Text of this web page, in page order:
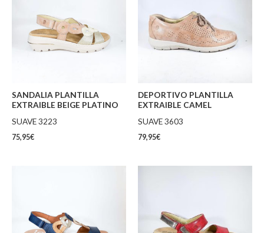
SANDALIA PLANTILLA
EXTRAIBLE BEIGE PLATINO
SUAVE 3223
75,95€
DEPORTIVO PLANTILLA
EXTRAIBLE CAMEL
SUAVE 3603
79,95€